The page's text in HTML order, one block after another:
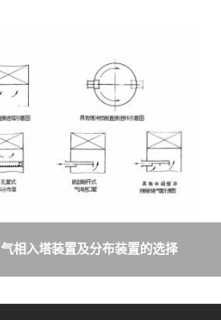
相入塔装置及分布装置的选择